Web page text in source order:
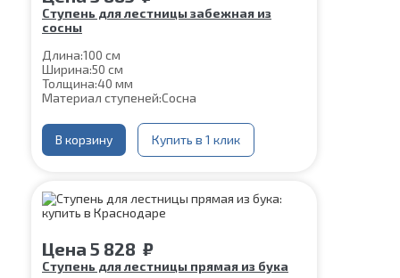
Ступень для лестницы забежная из
сосны
Длина:100 см
Ширина:50 см
Толщина:40 мм
Материал ступеней:Сосна
В корзину Купить в 1 клик
Цена 5 828 ₽
Ступень для лестницы прямая из бука